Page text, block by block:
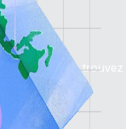
le monde : trouvez
En cours